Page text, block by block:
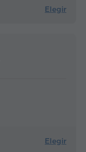
Elegir
Elegir